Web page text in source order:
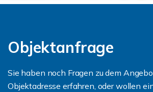
Objektanfrage
Sie haben noch Fragen zu dem
Objektadresse erfahren, oder wollen